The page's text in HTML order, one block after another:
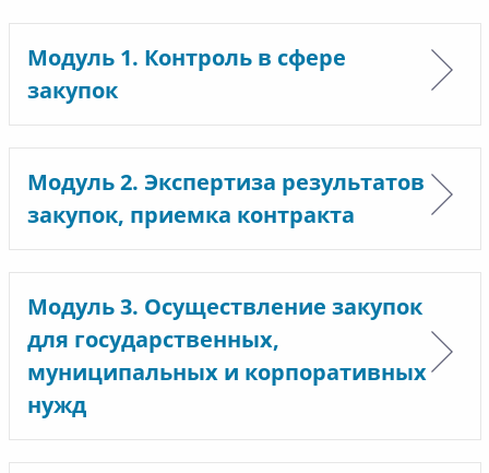
Модуль 1. Контроль в сфере
закупок
Модуль 2. Экспертиза результатов
закупок, приемка контракта
Модуль 3. Осуществление закупок
для государственных,
муниципальных и корпоративных
нужд